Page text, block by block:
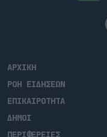
ΑΡΧΙΚΗ
ΡΟΗ ΕΙΔΗΣΕΩΝ
ΕΠΙΚΑΙΡΟΤΗΤΑ
ΔΗΜΟΙ
ΠΕΡΙΦΕΡΕΙΕΣ